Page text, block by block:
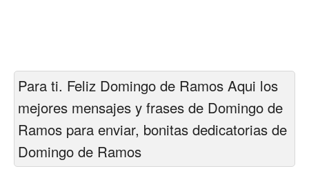
Para ti. Feliz Domingo de Ramos Aqui los
mejores mensajes y frases de Domingo de
Ramos para enviar, bonitas dedicatorias de
Domingo de Ramos